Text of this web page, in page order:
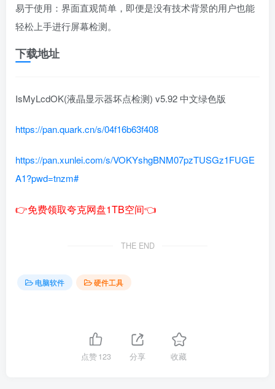
易于使用：界面直观简单，即便是没有技术背景的用户也能
轻松上手进行屏幕检测。
下载地址
IsMyLcdOK(液晶显示器坏点检测) v5.92 中文绿色版
https://pan.quark.cn/s/04f16b63f408
https://pan.xunlei.com/s/VOKYshgBNM07pzTUSGz1FUGE
A1?pwd=tnzm#
👉免费领取夸克网盘1TB空间👈
THE END
电脑软件 硬件工具
点赞123 分享 收藏